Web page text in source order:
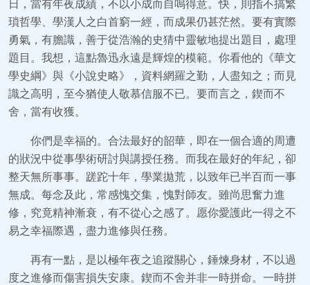
日，當有年夜成績，不以小成而自鳴得意。快，則指不搞繁
瑣哲學、學漢人之白首窮一經，而成果仍甚茫然。要有實際
勇氣，有膽識，善于從浩瀚的史猜中靈敏地提出題目，處理
題目。我想，這點魯迅永遠是輝煌的模範。你看他的《華文
學史綱》與《小說史略》，資料網羅之勤，人盡知之；而見
識之高明，至今猶使人敬慕信服不已。要而言之，鍥而不
舍，當有收獲。
你們是幸福的。合法最好的韶華，即在一個合適的周遭
的狀況中從事學術研討與講授任務。而我在最好的年紀，卻
整天無所事事。蹉跎十年，學業拋荒，以致年已半百而一事
無成。每念及此，常感愧交集，愧對師友。雖尚思奮力進
修，究竟精神漸衰，有不從心之感了。愿你愛護此一得之不
易之幸福際遇，盡力進修與任務。
再有一點，是以極年夜之追蹤關心，錘煉身材，不以過
度之進修而傷害損失安康。鍥而不舍并非一時拼命。一時拼